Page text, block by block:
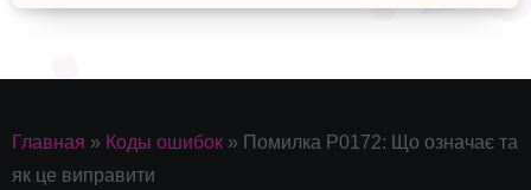
Главная » Коды ошибок » Помилка P0172: Що означає та
як це виправити